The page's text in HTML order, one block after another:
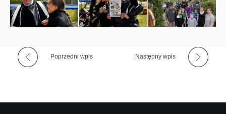
0
2
0
Poprzedni wpis Następny wpis